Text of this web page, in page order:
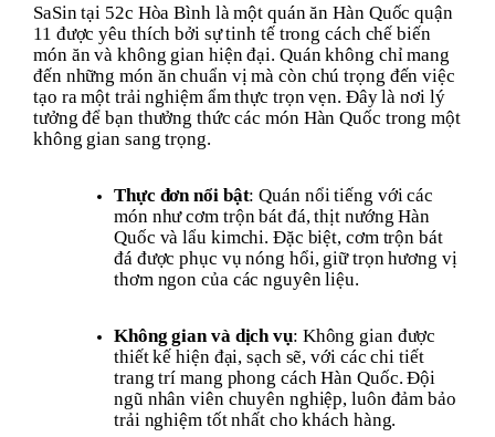
SaSin tại 52c Hòa Bình là một quán ăn Hàn Quốc quận
11 được yêu thích bởi sự tinh tế trong cách chế biến
món ăn và không gian hiện đại. Quán không chỉ mang
đến những món ăn chuẩn vị mà còn chú trọng đến việc
tạo ra một trải nghiệm ẩm thực trọn vẹn. Đây là nơi lý
tưởng để bạn thưởng thức các món Hàn Quốc trong một
không gian sang trọng.
Thực đơn nổi bật: Quán nổi tiếng với các
món như cơm trộn bát đá, thịt nướng Hàn
Quốc và lẩu kimchi. Đặc biệt, cơm trộn bát
đá được phục vụ nóng hổi, giữ trọn hương vị
thơm ngon của các nguyên liệu.
Không gian và dịch vụ: Không gian được
thiết kế hiện đại, sạch sẽ, với các chi tiết
trang trí mang phong cách Hàn Quốc. Đội
ngũ nhân viên chuyên nghiệp, luôn đảm bảo
trải nghiệm tốt nhất cho khách hàng.